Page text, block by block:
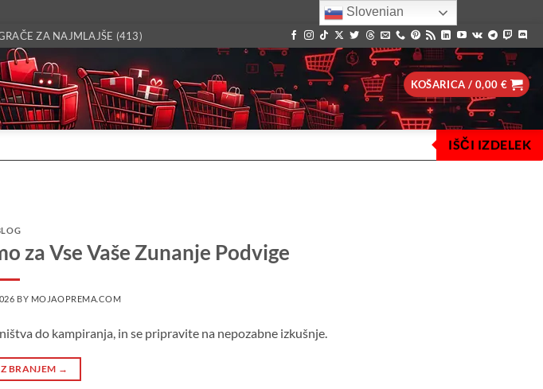
ZA NAJMLAJŠE (413)
KOŠARICA / 0,00 €
IŠČI IZDELEK
za Vse Vaše Zunanje Podvige
BY MOJAOPREMA.COM
do kampiranja, in se pripravite na nepozabne izkušnje.
BRANJEM →
Slovenian